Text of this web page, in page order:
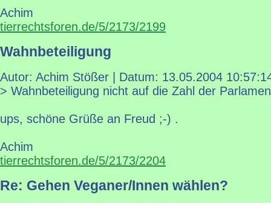
Achim
tierrechtsforen.de/5/2173/2199
Wahnbeteiligung
Autor: Achim Stößer | Datum: 13.05.2004
> Wahnbeteiligung nicht auf die Zahl der
ups, schöne Grüße an Freud ;-) .
Achim
tierrechtsforen.de/5/2173/2204
Re: Gehen Veganer/Innen wählen?